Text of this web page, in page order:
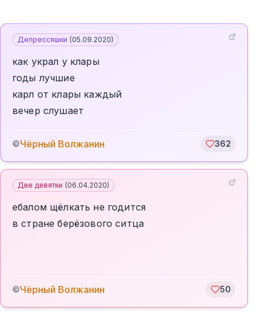
Депрессяшки (05.09.2020)
как украл у клары
годы лучшие
карл от клары каждый
вечер слушает
©Чёрный Волжанин 362
Две девятки (06.04.2020)
ебалом щёлкать не годится
в стране берёзового ситца
©Чёрный Волжанин 50